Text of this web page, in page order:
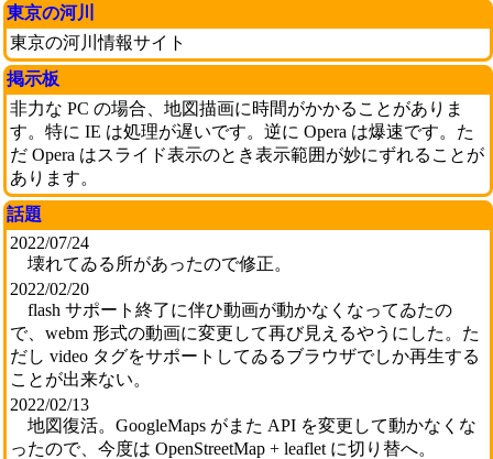
東京の河川
東京の河川情報サイト
掲示板
非力な PC の場合、地図描画に時間がかかることがありま
す。特に IE は処理が遅いです。逆に Opera は爆速です。た
だ Opera はスライド表示のとき表示範囲が妙にずれることが
あります。
話題
2022/07/24
壊れてゐる所があったので修正。
2022/02/20
flash サポート終了に伴ひ動画が動かなくなってゐたの
で、webm 形式の動画に変更して再び見えるやうにした。た
だし video タグをサポートしてゐるブラウザでしか再生する
ことが出来ない。
2022/02/13
地図復活。GoogleMaps がまた API を変更して動かなくな
ったので、今度は OpenStreetMap + leaflet に切り替へ。